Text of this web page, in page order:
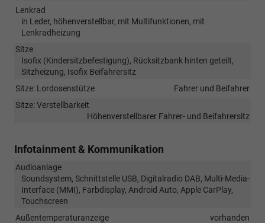
Lenkrad
in Leder, höhenverstellbar, mit Multifunktionen, mit
Lenkradheizung
Sitze
Isofix (Kindersitzbefestigung), Rücksitzbank hinten geteilt,
Sitzheizung, Isofix Beifahrersitz
Sitze: Lordosenstütze
Fahrer und Beifahrer
Sitze: Verstellbarkeit
Höhenverstellbarer Fahrer- und Beifahrersitz
Infotainment & Kommunikation
Audioanlage
Soundsystem, Schnittstelle USB, Digitalradio DAB, Multi-Media-
Interface (MMI), Farbdisplay, Android Auto, Apple CarPlay,
Touchscreen
Außentemperaturanzeige
vorhanden